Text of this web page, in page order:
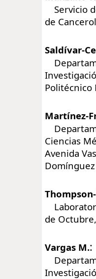
Servicio
de
Saldívar-
Politécnico
Martínez-
Ciencias
Avenida
de
Vargas M.: